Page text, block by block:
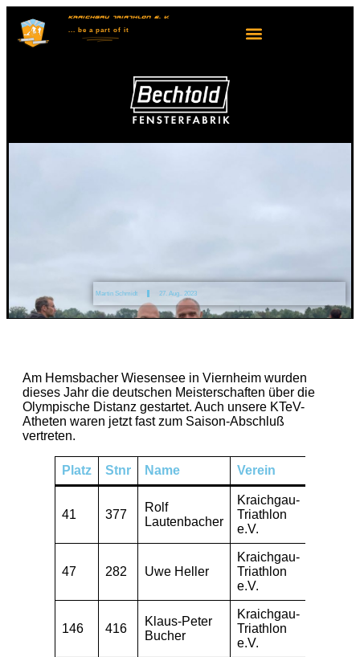
KRAICHGAU TRIATHLON E. V.
... bea part of it
Martin Schmidt 27. Aug.. 2023
Am Hemsbacher Wiesensee in Viernheim wurden
dieses Jahr die deutschen Meisterschaften über die
Olympische Distanz gestartet. Auch unsere KTeV-
Atheten waren jetzt fast zum Saison-Abschluß
vertreten.
Platz Stnr Name Verein
41 377
Rolf
Lautenbacher
Kraichgau-
Triathlon
e.V.
47 282 Uwe Heller
Kraichgau-
Triathlon
e.V.
146 416
Klaus-Peter
Bucher
Kraichgau-
Triathlon
e.V.